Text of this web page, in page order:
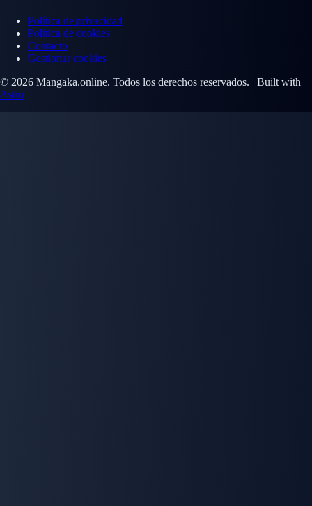
Política de privacidad
Política de cookies
Contacto
Gestionar cookies
© 2026 Mangaka.online. Todos los derechos reservados. | Built with
Astro